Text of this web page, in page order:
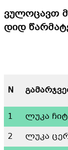
ვულოცავთ
დიდ
N
1 ლუკა
2
ლუკა